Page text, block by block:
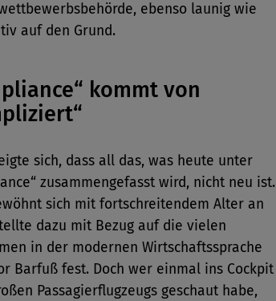
ebenso launig wie
auf den Grund.
kommt von
sich, dass all das, was heute unter
zusammengefasst wird, nicht neu ist.
sich mit fortschreitendem Alter an
dazu mit Bezug auf die vielen
in der modernen Wirtschaftssprache
Barfuß fest. Doch wer einmal ins Cockpit
Passagierflugzeugs geschaut habe,